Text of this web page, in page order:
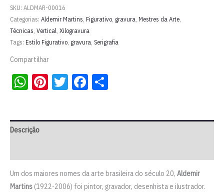
|
Aldemir
Martins
quantidade
SKU: ALDMAR-00016
Categorias: Aldemir Martins Figurativo gravura Mestres da Arte
Técnicas Vertical Xilogravura
Tags: Estilo Figurativo gravura Serigrafia
Compartilhar
WhatsApp
Pinterest
TwitterFacebook
Descrição
Um dos maiores nomes da arte brasileira do século 20, Aldemir
Martins (1922-2006) foi pintor, gravador, desenhista e ilustrador.